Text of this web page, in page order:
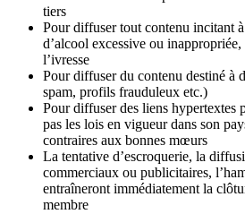
tiers
Pour diffuser tout contenu incitant
d’alcool excessive ou
l’ivresse
Pour diffuser du contenu destiné à
spam, profils frauduleux etc.)
Pour diffuser des liens hypertextes
pas les lois en vigueur dans son
contraires aux bonnes mœurs
La tentative d’escroquerie, la
commerciaux ou publicitaires,
entraîneront immédiatement la
membre